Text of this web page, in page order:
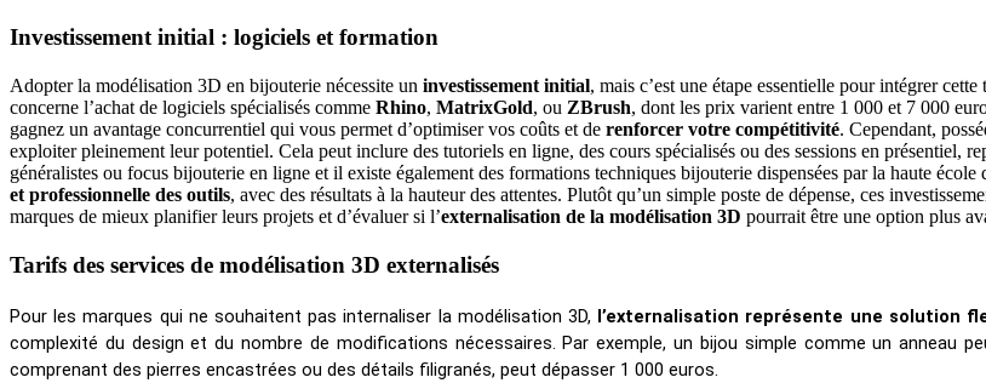
Investissement initial : logiciels et formation
Adopter la modélisation 3D en bijouterie nécessite un investissement initial, mais c’est une étape essentielle pour intégrer
concerne l’achat de logiciels spécialisés comme Rhino, MatrixGold, ou ZBrush, dont les prix varient entre 1 000 et 7 000
gagnez un avantage concurrentiel qui vous permet d’optimiser vos coûts et de renforcer votre compétitivité. Cependant,
exploiter pleinement leur potentiel. Cela peut inclure des tutoriels en ligne, des cours spécialisés ou des sessions en présentiel,
généralistes ou focus bijouterie en ligne et il existe également des formations techniques bijouterie dispensées par la haute
et professionnelle des outils, avec des résultats à la hauteur des attentes. Plutôt qu’un simple poste de dépense, ces
marques de mieux planifier leurs projets et d’évaluer si l’externalisation de la modélisation 3D pourrait être une option plus
Tarifs des services de modélisation 3D externalisés
Pour les marques qui ne souhaitent pas internaliser la modélisation 3D, l’externalisation représente une solution
complexité du design et du nombre de modifications nécessaires. Par exemple, un bijou simple comme un anneau
comprenant des pierres encastrées ou des détails filigranés, peut dépasser 1 000 euros.